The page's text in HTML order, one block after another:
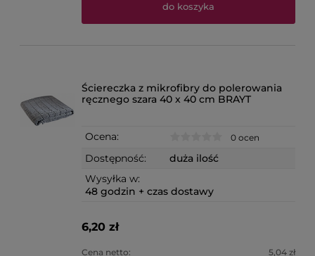
do koszyka
Ściereczka z mikrofibry do polerowania
ręcznego szara 40 x 40 cm BRAYT
Ocena: 0 ocen
Dostępność:
duża ilość
Wysyłka w:
48 godzin + czas dostawy
6,20 zł
Cena netto: 5,04 zł